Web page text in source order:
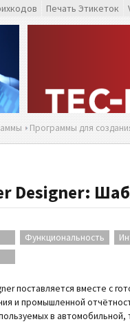
Печать Этикеток
Программы для
Designer:
Функциональность
поставляется вместе с
и промышленной
в